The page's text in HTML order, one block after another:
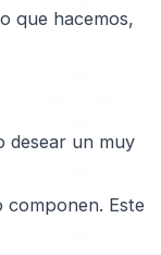
que hacemos,
desear un muy
componen. Este